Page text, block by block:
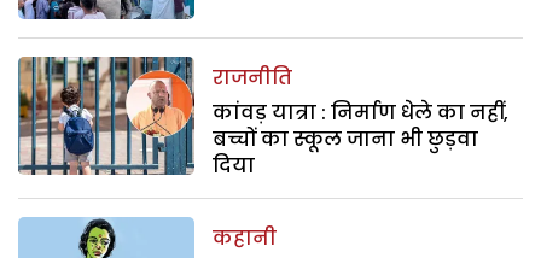
राजनीति
कांवड़ यात्रा : निर्माण धेले का नहीं,
बच्चों का स्कूल जाना भी छुड़वा
दिया
कहानी